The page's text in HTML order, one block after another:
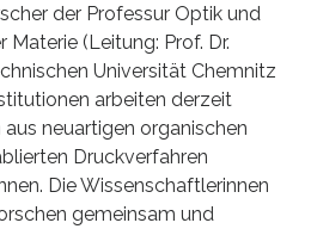
der Professur Optik und
(Leitung: Prof. Dr.
Universität Chemnitz
arbeiten derzeit
neuartigen organischen
Druckverfahren
Die Wissenschaftlerinnen
gemeinsam und